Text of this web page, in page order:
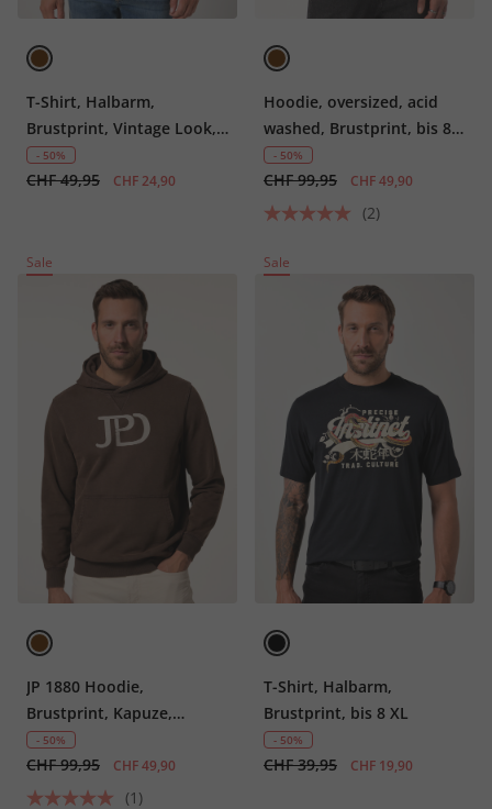
T-Shirt, Halbarm,
Brustprint, Vintage Look,
bis 8 XL
- 50%
CHF 49,95 CHF 24,90
Hoodie, oversized, acid
washed, Brustprint, bis 8
XL- 50%
CHF 99,95 CHF 49,90
(2)
Sale
JP 1880 Hoodie,
Brustprint, Kapuze,
Kängurutasche, bis 8 XL
- 50%
CHF 99,95 CHF 49,90
(1)
Sale
T-Shirt, Halbarm,
Brustprint, bis 8 XL
- 50%
CHF 39,95 CHF 19,90